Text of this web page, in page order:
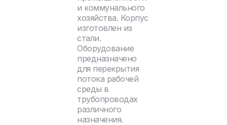
и коммунального
хозяйства. Корпус
изготовлен из
стали.
Оборудование
предназначено
для перекрытия
потока рабочей
среды в
трубопроводах
различного
назначения.